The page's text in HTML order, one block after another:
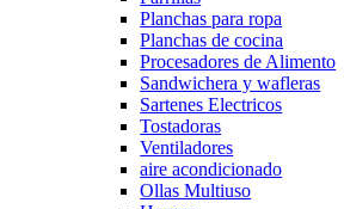
Planchas para ropa
Planchas de cocina
Procesadores de Alimento
Sandwichera y wafleras
Sartenes Electricos
Tostadoras
Ventiladores
aire acondicionado
Ollas Multiuso